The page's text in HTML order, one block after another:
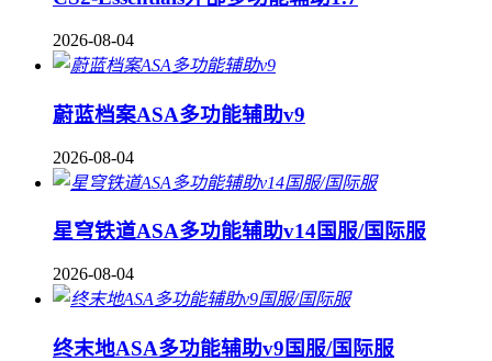
2026-08-04
蔚蓝档案ASA多功能辅助v9
2026-08-04
星穹铁道ASA多功能辅助v14国服/国际服
2026-08-04
终末地ASA多功能辅助v9国服/国际服